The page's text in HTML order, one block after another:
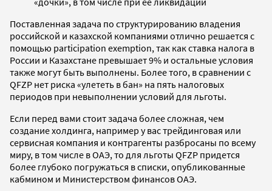
Поставленная задача по структурированию владения
российской и казахской компаниями отлично решается с
помощью participation exemption, так как ставка налога в
России и Казахстане превышает 9% и остальные условия
также могут быть выполнены. Более того, в сравнении с
QFZP нет риска «улететь в бан» на пять налоговых
периодов при невыполнении условий для льготы.
Если перед вами стоит задача более сложная, чем
создание холдинга, например у вас трейдинговая или
сервисная компания и контрагенты разбросаны по всему
миру, в том числе в ОАЭ, то для льготы QFZP придется
более глубоко погружаться в списки, опубликованные
кабмином и Министерством финансов ОАЭ.